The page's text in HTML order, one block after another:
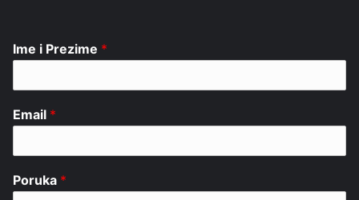
Ime i Prezime *
Email *
Poruka *